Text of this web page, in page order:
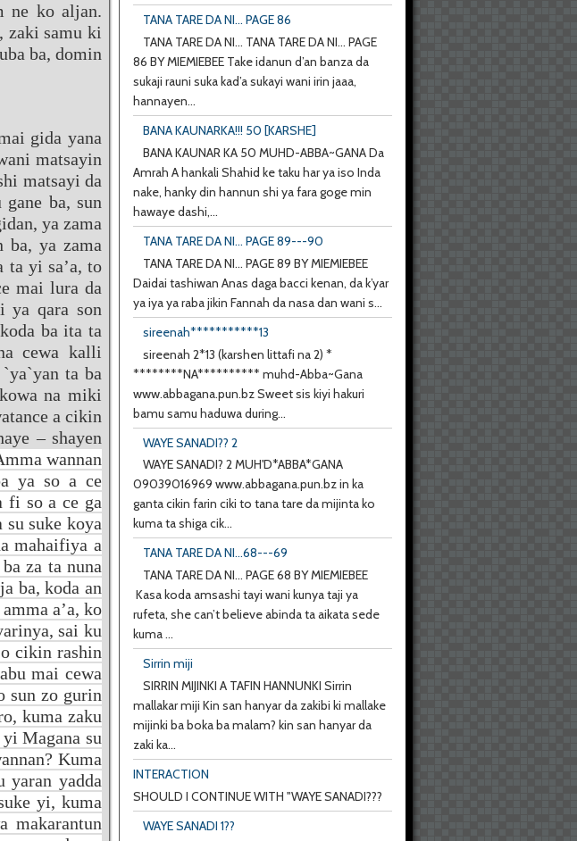
ne ko aljan.
zaki samu ki
ba, domin
gida yana
matsayin
matsayi da
ba, sun
ya zama
ya zama
ta yi sa’a, to
mai lura da
ya qara son
ba ita ta
cewa kalli
ta ba
na miki
a cikin
– shayen
wannan
ya so a ce
fi so a ce ga
su suke koya
mahaifiya a
za ta nuna
ba, koda an
a’a, ko
sai ku
cikin rashin
mai cewa
sun zo gurin
kuma zaku
Magana su
Kuma
yaran yadda
yi, kuma
makarantun
TANA TARE DA NI... PAGE 86
TANA TARE DA NI... TANA TARE DA NI... PAGE
86 BY MIEMIEBEE Take idanun d’an banza da
sukaji rauni suka kad’a sukayi wani irin jaaa,
hannayen...
BANA KAUNARKA!!! 50 [KARSHE]
BANA KAUNAR KA 50 MUHD-ABBA~GANA Da
Amrah A hankali Shahid ke taku har ya iso Inda
nake, hanky din hannun shi ya fara goge min
hawaye dashi,...
TANA TARE DA NI... PAGE 89---90
TANA TARE DA NI... PAGE 89 BY MIEMIEBEE
Daidai tashiwan Anas daga bacci kenan, da k’yar
ya iya ya raba jikin Fannah da nasa dan wani s...
sireenah***********13
sireenah 2*13 (karshen littafi na 2) *
********NA********** muhd-Abba~Gana
www.abbagana.pun.bz Sweet sis kiyi hakuri
bamu samu haduwa during...
WAYE SANADI?? 2
WAYE SANADI? 2 MUH'D*ABBA*GANA
09039016969 www.abbagana.pun.bz in ka
ganta cikin farin ciki to tana tare da mijinta ko
kuma ta shiga cik...
TANA TARE DA NI...68---69
TANA TARE DA NI... PAGE 68 BY MIEMIEBEE
Kasa koda amsashi tayi wani kunya taji ya
rufeta, she can’t believe abinda ta aikata sede
kuma ...
Sirrin miji
SIRRIN MIJINKI A TAFIN HANNUNKI Sirrin
mallakar miji Kin san hanyar da zakibi ki mallake
mijinki ba boka ba malam? kin san hanyar da
zaki ka...
INTERACTION
SHOULD I CONTINUE WITH "WAYE SANADI???
WAYE SANADI 1??